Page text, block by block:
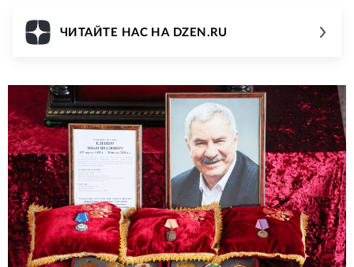
ЧИТАЙТЕ НАС НА DZEN.RU